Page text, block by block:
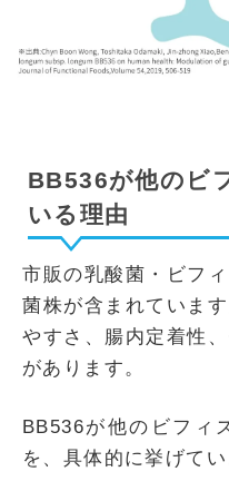
BB536が他のビ
いる理由
市販の乳酸菌・ビフ
菌株が含まれていま
やすさ、腸内定着性
があります。
BB536が他のビフィ
を、具体的に挙げてい